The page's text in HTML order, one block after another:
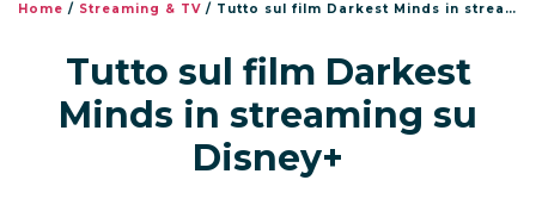
Home / Streaming & TV / Tutto sul film Darkest Minds in streaming su Disney+
Tutto sul film Darkest
Minds in streaming su
Disney+